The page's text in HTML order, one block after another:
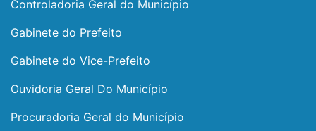
Controladoria Geral do Município
Gabinete do Prefeito
Gabinete do Vice-Prefeito
Ouvidoria Geral Do Município
Procuradoria Geral do Município